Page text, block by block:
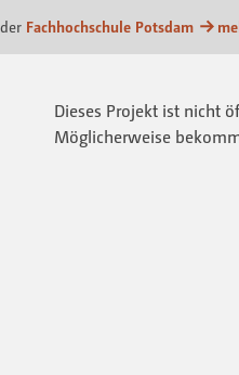
Fachhochschule Potsdam
Dieses Projekt ist nicht
Möglicherweise